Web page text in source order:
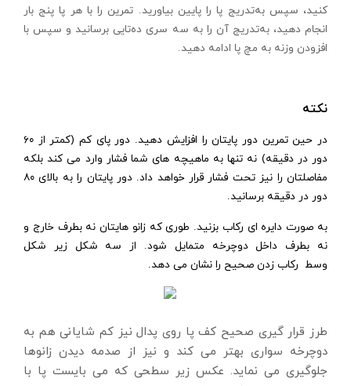
کنید، سپس به‌تدریج پا را پایین بیاورید. تمرین را با هر پا پنج بار
انجام دهید، به‌تدریج آن را به سه سری ده‌تایی برسانید و سپس با
افزودن وزنه به مچ پا ادامه دهید.
نکته
در حین تمرین دور پایتان را افزایش دهید. دور پای کم (کمتر از ۶۰
دور در دقیقه) نه تنها به ماهیچه های شما فشار وارد می کند بلکه
مفاصلتان را نیز تحت فشار قرار خواهد داد. دور پایتان را به بالای ۸۰
دور در دقیقه برسانید.
به صورت دایره ای رکاب بزنید. طوری که زانو هایتان نه بطرف خارج و
نه بطرف داخل دوچرخه متمایل شود. از سه شکل زیر شکل
وسط رکاب زدن صحیح را نشان می دهد.
طرز قرار گیری صحیح کف پا روی پدال نیز کم شایانی هم به
دوچرخه سواری بهتر می کند و نیز از صدمه دیدن زانوها
جلوگیری می نماید. عکس زیر سطحی که می بایست پا با